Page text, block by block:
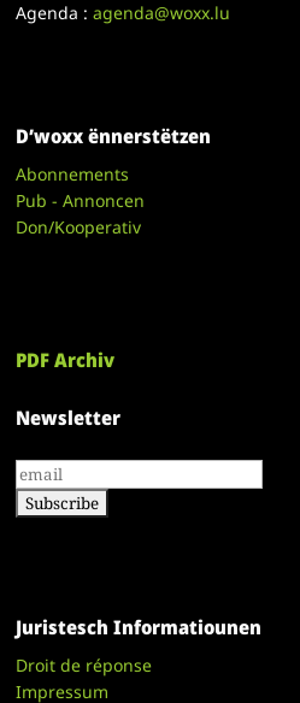
Agenda :agenda@woxx.lu
D’woxx ënnerstëtzen
Abonnements
Pub - Annoncen
Don/Kooperativ
PDF Archiv
Newsletter
Juristesch Informatiounen
Droit de réponse
Impressum